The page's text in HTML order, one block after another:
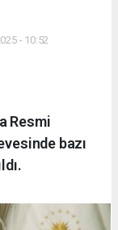
- 10:52
Resmi
bazı